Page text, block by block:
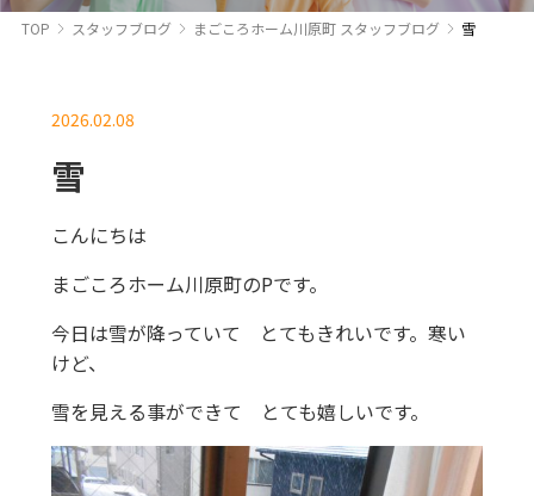
TOP スタッフブログ まごころホーム川原町 スタッフブログ 雪
2026.02.08
雪
こんにちは
まごころホーム川原町のPです。
今日は雪が降っていて とてもきれいです。寒い
けど、
雪を見える事ができて とても嬉しいです。